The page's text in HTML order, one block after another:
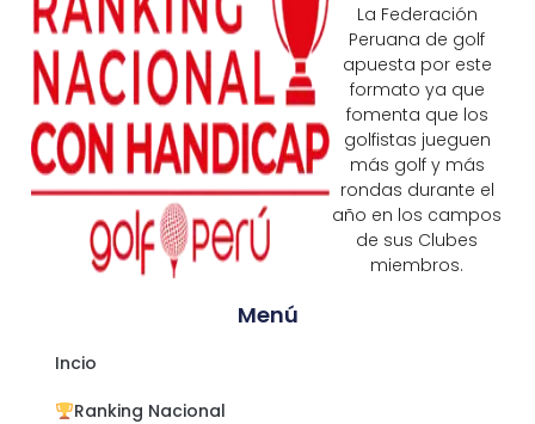
La Federación
Peruana de golf
apuesta por este
formato ya que
fomenta que los
golfistas jueguen
más golf y más
rondas durante el
año en los campos
de sus Clubes
miembros.
Menú
Incio
Ranking Nacional